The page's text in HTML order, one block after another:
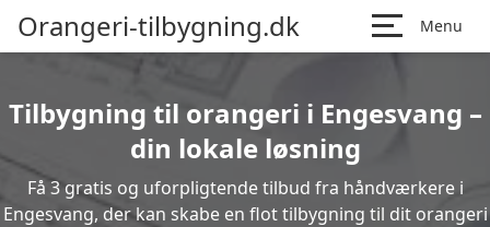
Orangeri-tilbygning.dk Menu
Tilbygning til orangeri i Engesvang –
din lokale løsning
Få 3 gratis og uforpligtende tilbud fra håndværkere i
Engesvang, der kan skabe en flot tilbygning til dit orangeri